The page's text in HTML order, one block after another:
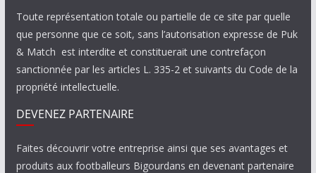
Toute représentation totale ou partielle de ce site par quelle
que personne que ce soit, sans l’autorisation expresse de Puk
& Match est interdite et constituerait une contrefaçon
sanctionnée par les articles L. 335-2 et suivants du Code de la
propriété intellectuelle.
DEVENEZ PARTENAIRE
Faites découvrir votre entreprise ainsi que ses avantages et
produits aux footballeurs Bigourdans en devenant partenaire